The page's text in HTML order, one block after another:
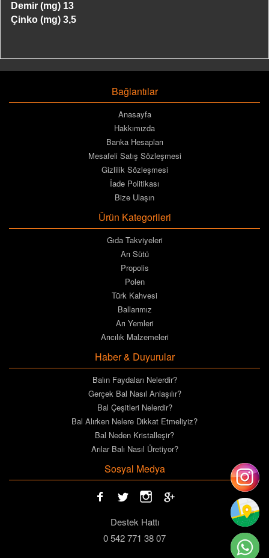
Demir (mg) 13
Çinko (mg) 3,5
Bağlantılar
Anasayfa
Hakkımızda
Banka Hesapları
Mesafeli Satış Sözleşmesi
Gizlilik Sözleşmesi
İade Politikası
Bize Ulaşın
Ürün Kategorileri
Gıda Takviyeleri
Arı Sütü
Propolis
Polen
Türk Kahvesi
Ballarımız
Arı Yemleri
Arıcılık Malzemeleri
Haber & Duyurular
Balın Faydaları Nelerdir?
Gerçek Bal Nasıl Anlaşılır?
Bal Çeşitleri Nelerdir?
Bal Alırken Nelere Dikkat Etmeliyiz?
Bal Neden Kristalleşir?
Arılar Balı Nasıl Üretiyor?
Sosyal Medya
Destek Hattı
0 542 771 38 07